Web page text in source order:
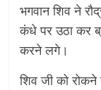
भगवान शिव ने
कंधे पर उठा कर
करने लगे।
शिव जी को